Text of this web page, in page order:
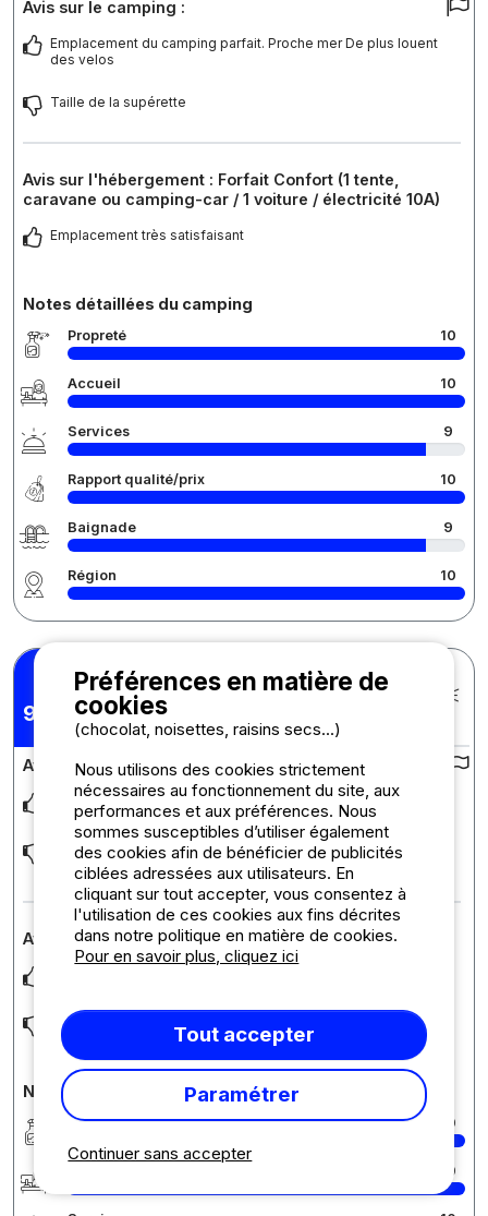
Avis sur le camping :
Emplacement du camping parfait. Proche mer De plus louent
des velos
Taille de la supérette
Avis sur l'hébergement : Forfait Confort (1 tente,
caravane ou camping-car / 1 voiture / électricité 10A)
Emplacement très satisfaisant
Notes détaillées du camping
Propreté 10
Accueil 10
Services 9
Rapport qualité/prix 10
Baignade 9
Région 10
9,57 /10
Michel F.
Posté le 11/07/2025
Séjour : 08/07/2025 -
10/07/2025
Avis sur le camping :
Tout est impeccable 👍
Peut-être des prises électriques plus proches pour les
emplacements
Avis sur l'hébergement : Emplacement Confort
Prises éloignées et tarifs élevés
Notes détaillées du camping
Propreté 10
10
Continuer sans accepter
Préférences en matière de
cookies
(chocolat, noisettes, raisins secs...)
Nous utilisons des cookies strictement
nécessaires au fonctionnement du site, aux
performances et aux préférences. Nous
sommes susceptibles d’utiliser également
des cookies afin de bénéficier de publicités
ciblées adressées aux utilisateurs. En
cliquant sur tout accepter, vous consentez à
l'utilisation de ces cookies aux fins décrites
dans notre politique en matière de cookies.
Pour en savoir plus, cliquez ici
Tout accepter
Paramétrer